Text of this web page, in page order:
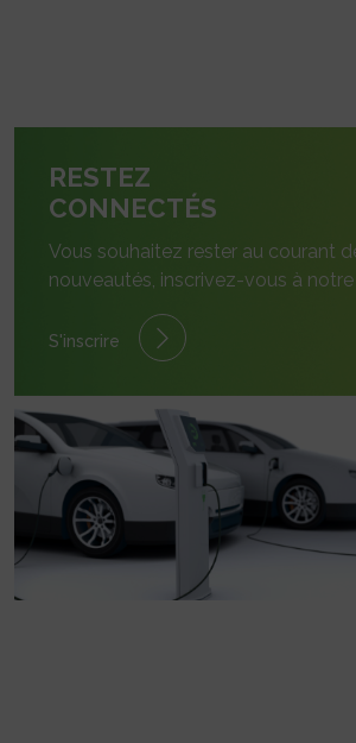
RESTEZ
CONNECTÉS
Vous souhaitez rester au courant
nouveautés, inscrivez-vous à
S'inscrire